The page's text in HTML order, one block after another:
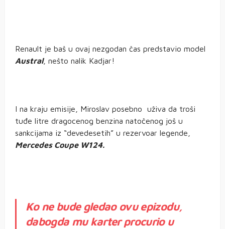
Renault je baš u ovaj nezgodan čas predstavio model
Austral, nešto nalik Kadjar!
I na kraju emisije, Miroslav posebno uživa da troši
tuđe litre dragocenog benzina natočenog još u
sankcijama iz “devedesetih” u rezervoar legende,
Mercedes Coupe W124.
Ko ne bude gledao ovu epizodu,
dabogda mu karter procurio u